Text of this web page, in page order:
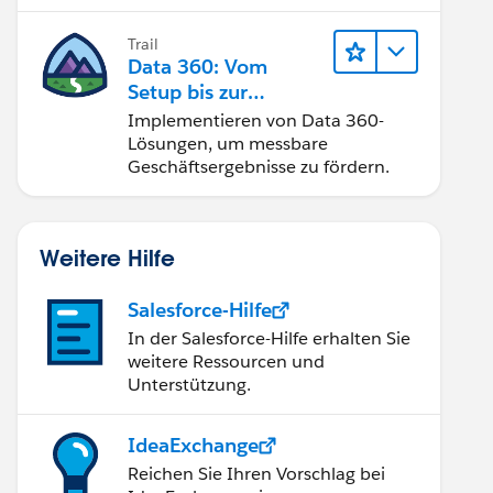
Trail
Data 360: Vom
Setup bis zur
Aktivierung
Implementieren von Data 360-
Lösungen, um messbare
Geschäftsergebnisse zu fördern.
Weitere Hilfe
Salesforce-Hilfe
In der Salesforce-Hilfe erhalten Sie
weitere Ressourcen und
Unterstützung.
IdeaExchange
Reichen Sie Ihren Vorschlag bei